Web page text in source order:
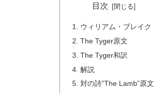
目次
ウィリアム・ブレイク
The Tyger原文
The Tyger和訳
解説
対の詩”The Lamb”原文